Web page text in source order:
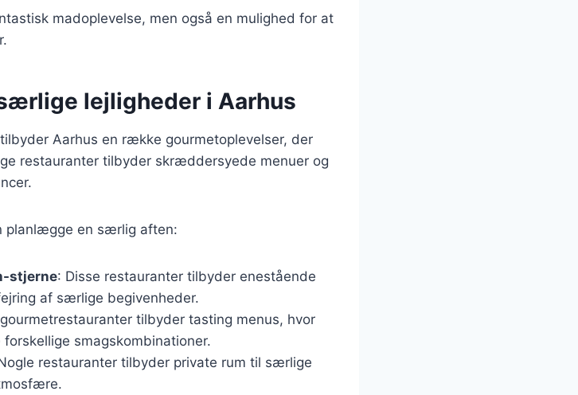
madoplevelse, men også en mulighed for at
lejligheder i Aarhus
Aarhus en række gourmetoplevelser, der
restauranter tilbyder skræddersyede menuer og
planlægge en særlig aften:
stjerne: Disse restauranter tilbyder enestående
af særlige begivenheder.
tilbyder tasting menus, hvor
smagskombinationer.
restauranter tilbyder private rum til særlige